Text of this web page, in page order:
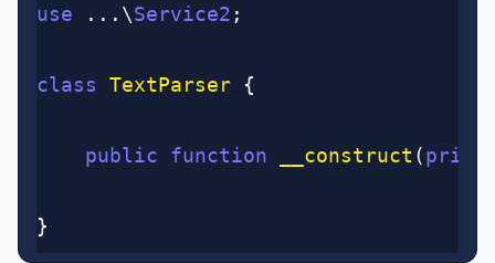
use ... \Service2 ;
class TextParser {
	public
function __construct (
}